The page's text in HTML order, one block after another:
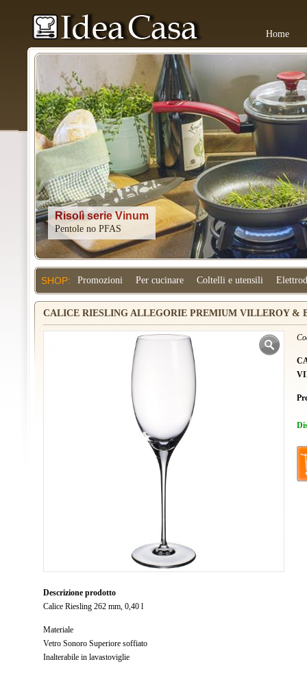
Home
Kitchenaid
SHOP: Promozioni Per cucinare Coltelli e utensili
CALICE RIESLING ALLEGORIE PREMIUM VILLEROY &
Descrizione prodotto
Calice Riesling 262 mm, 0,40 l
Materiale
Vetro Sonoro Superiore soffiato
Inalterabile in lavastoviglie